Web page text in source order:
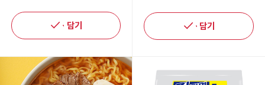
담기 담기